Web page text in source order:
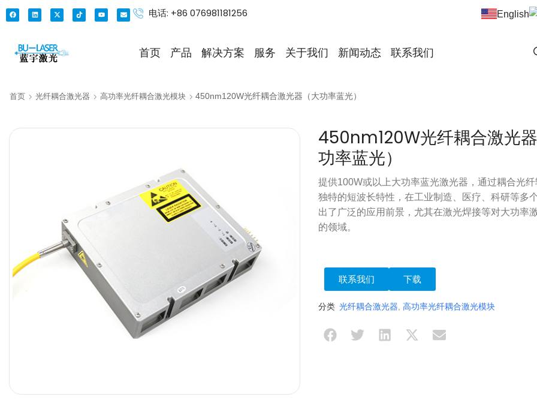
电话: +86 076981181256 English
首页 产品 解决方案 服务 关于我们 新闻动态 联系我们
首页 光纤耦合激光器 高功率光纤耦合激光模块 450nm120W光纤耦合激光器（大功率蓝光）
450nm120W光纤耦合激光
功率蓝光）
提供100W或以上大功率蓝光激光器，通过耦合光
独特的短波长特性，在工业制造、医疗、科研等多
出了广泛的应用前景，尤其在激光焊接等对大功率
的领域。
联系我们 下载
分类 光纤耦合激光器 高功率光纤耦合激光模块